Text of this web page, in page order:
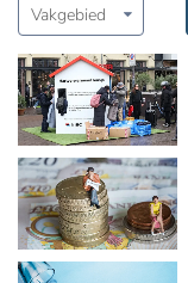
Vakgebied